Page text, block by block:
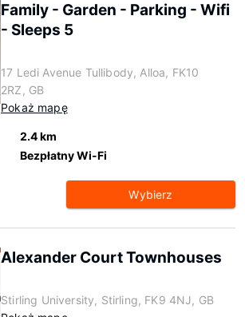
Family - Garden - Parking - Wifi
- Sleeps 5
17 Ledi Avenue Tullibody, Alloa, FK10
2RZ, GB
Pokaż mapę
2.4 km
Bezpłatny Wi-Fi
Wybierz
Alexander Court Townhouses
Stirling University, Stirling, FK9 4NJ, GB